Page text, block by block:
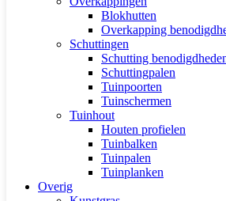
Blokhutten
Overkapping
Schuttingen
Schutting
Schuttingpalen
Tuinpoorten
Tuinschermen
Tuinhout
Houten profielen
Tuinbalken
Tuinpalen
Tuinplanken
Overig